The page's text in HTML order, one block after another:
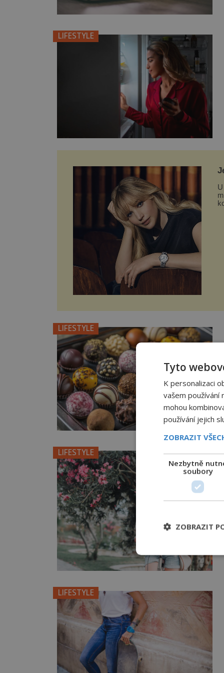
LIFESTYLE
LIFESTYLE
LIFESTYLE
LIFESTYLE
Tyto
K personalizaci
vašem používání
mohou
používání jejich
ZOBRAZIT
Nezbytně
soubory
ZOBRAZIT